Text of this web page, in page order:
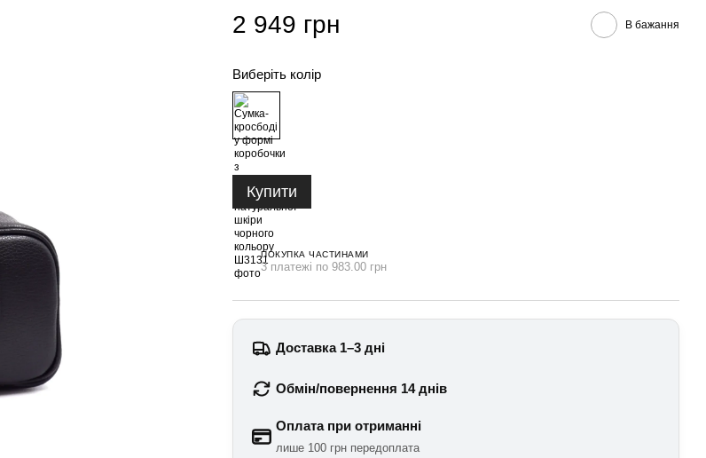
2 949 грн В бажання
Виберіть колір
Купити
ПОКУПКА ЧАСТИНАМИ
3 платежі по 983.00 грн
Доставка 1–3 дні
Обмін/повернення 14 днів
Оплата при отриманні
лише 100 грн передоплата